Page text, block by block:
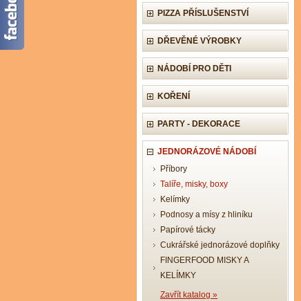
PIZZA PŘÍSLUŠENSTVÍ
DŘEVĚNÉ VÝROBKY
NÁDOBÍ PRO DĚTI
KOŘENÍ
PARTY - DEKORACE
JEDNORÁZOVÉ NÁDOBÍ
Příbory
Talíře, misky, boxy
Kelímky
Podnosy a mísy z hliníku
Papírové tácky
Cukrářské jednorázové doplňky
FINGERFOOD MISKY A
KELÍMKY
Zavřít katalog »